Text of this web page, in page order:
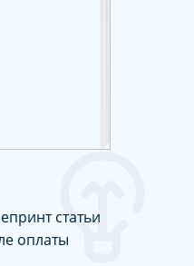
статьи
оплаты